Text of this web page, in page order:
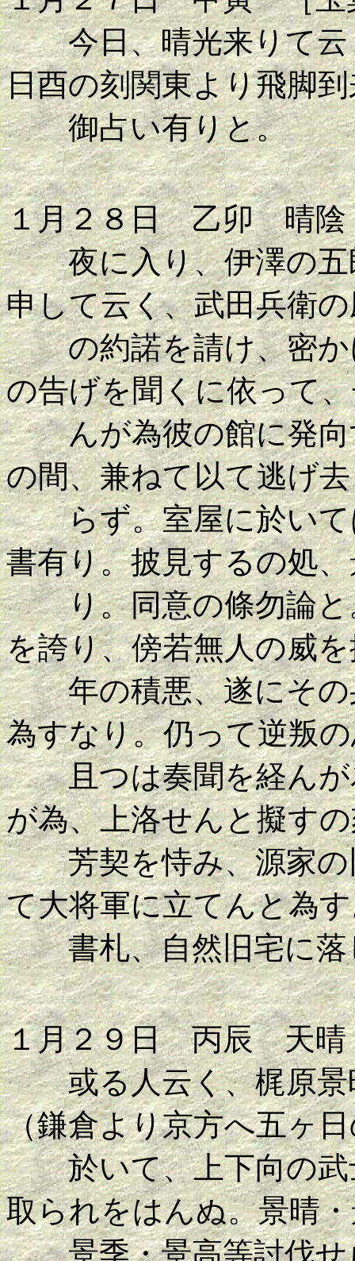
今日、晴光来りて云
日酉の刻関東より飛脚
御占い有りと。
１月２８日 乙卯 晴陰
夜に入り、伊澤の五
申して云く、武田兵衛
の約諾を請け、密か
の告げを聞くに依って
んが為彼の館に発向
の間、兼ねて以て逃げ
らず。室屋に於いて
書有り。披見するの処
り。同意の條勿論と
を誇り、傍若無人の威
年の積悪、遂にその
為すなり。仍って逆叛
且つは奏聞を経んが
が為、上洛せんと擬す
芳契を恃み、源家の
て大将軍に立てんと為
書札、自然旧宅に落
１月２９日 丙辰 天
或る人云く、梶原景
（鎌倉より京方へ五ヶ
於いて、上下向の武
取られをはんぬ。景晴
景季・景高等討伐せ